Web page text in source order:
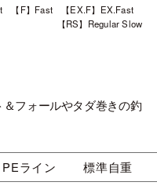
【F】Fast 【EX.F】EX.Fast
【RS】Regular Slow
フォールやタダ巻きの釣
PEライン 標準自重